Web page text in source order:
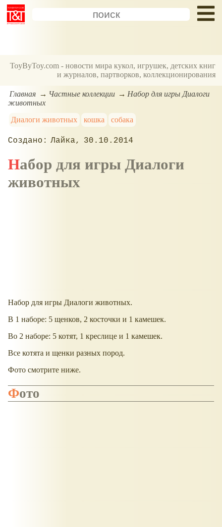
ToyByToy.com - новости мира кукол, игрушек, детских книг
и журналов, партворков, коллекционирования
Главная Частные коллекции
Набор для игры Диалоги
животных
Диалоги животных
кошка собака
Лайка 30.10.2014
Набор для игры Диалоги
животных
Набор для игры Диалоги животных.
В 1 наборе: 5 щенков, 2 косточки и 1 камешек.
Во 2 наборе: 5 котят, 1 креслице и 1 камешек.
Все котята и щенки разных пород.
Фото смотрите ниже.
Фото